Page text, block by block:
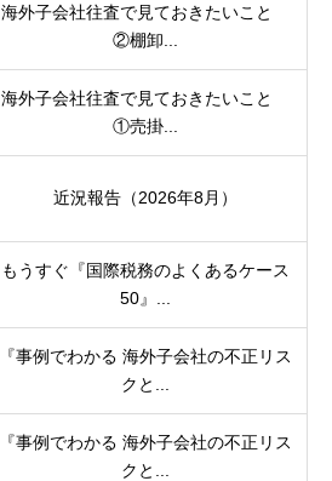
海外子会社往査で見ておきたいこと
②棚卸...
海外子会社往査で見ておきたいこと
①売掛...
近況報告（2026年8月）
もうすぐ『国際税務のよくあるケース
50』...
『事例でわかる 海外子会社の不正リス
クと...
『事例でわかる 海外子会社の不正リス
クと...